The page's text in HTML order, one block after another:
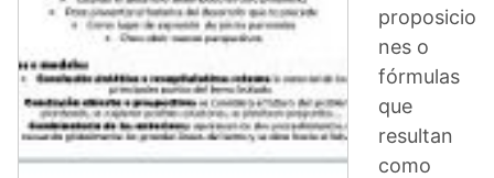
proposicio
nes o
fórmulas
que
resultan
como